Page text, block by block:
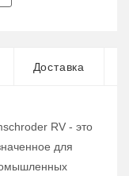
Доставка
RV - это
для